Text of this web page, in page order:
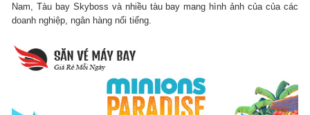
Nam, Tàu bay Skyboss và nhiều tàu bay mang hình ảnh của của các
doanh nghiệp, ngân hàng nổi tiếng.